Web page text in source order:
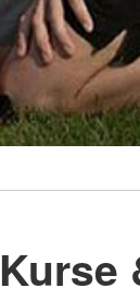
Kurse